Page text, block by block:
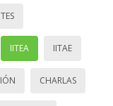
IITEA IITAE
CHARLAS